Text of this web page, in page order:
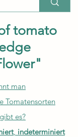
man
Tomatensorten
gibt es?
, indeterminiert
tomato